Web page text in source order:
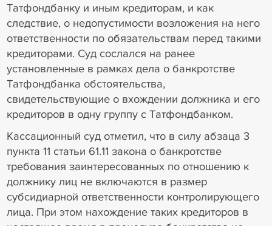
Татфондбанку и иным кредиторам, и как
следствие, о недопустимости возложения на него
ответственности по обязательствам перед такими
кредиторами. Суд сослался на ранее
установленные в рамках дела о банкротстве
Татфондбанка обстоятельства,
свидетельствующие о вхождении должника и его
кредиторов в одну группу с Татфондбанком.
Кассационный суд отметил, что в силу абзаца 3
пункта 11 статьи 61.11 закона о банкротстве
требования заинтересованных по отношению к
должнику лиц не включаются в размер
субсидиарной ответственности контролирующего
лица. При этом нахождение таких кредиторов в